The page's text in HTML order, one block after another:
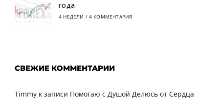
года
4 НЕДЕЛИ / 4 КОММЕНТАРИЯ
СВЕЖИЕ КОММЕНТАРИИ
Timmy к записи Помогаю с Душой Делюсь от Сердца